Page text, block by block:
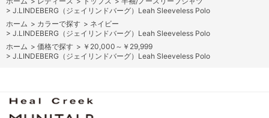
> J.LINDEBERG（ジェイリンドバーグ）Leah Sleeveless Polo
ホーム > カラーで探す > ネイビー
> J.LINDEBERG（ジェイリンドバーグ）Leah Sleeveless Polo
ホーム > 価格で探す > ￥20,000～￥29,999
> J.LINDEBERG（ジェイリンドバーグ）Leah Sleeveless Polo